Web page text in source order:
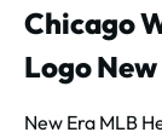
Chicago
Logo
New Era MLB